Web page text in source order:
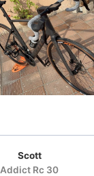
Scott
Addict Rc 30